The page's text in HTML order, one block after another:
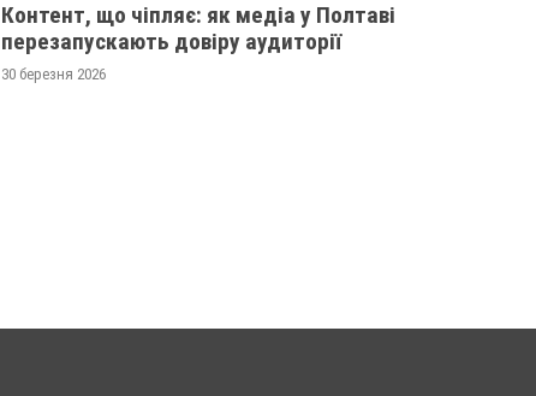
Контент, що чіпляє: як медіа у Полтаві
перезапускають довіру аудиторії
30 березня 2026